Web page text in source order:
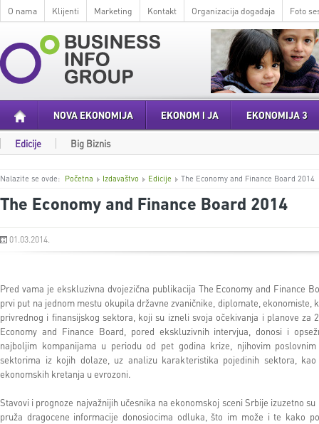
O nama Klijenti Marketing Kontakt Organizacija događaja Foto
NOVA EKONOMIJA EKONOM I JA EKONOMIJA 3
Edicije Big Biznis
Nalazite se ovde: Početna Izdavaštvo Edicije The Economy and Finance Board 2014
The Economy and Finance Board 2014
01.03.2014.
Pred vama je ekskluzivna dvojezična publikacija The Economy and Finance
prvi put na jednom mestu okupila državne zvaničnike, diplomate, ekonomiste,
privrednog i finansijskog sektora, koji su izneli svoja očekivanja i planove za
Economy and Finance Board, pored ekskluzivnih intervjua, donosi i
najboljim kompanijama u periodu od pet godina krize, njihovim poslovnim
sektorima iz kojih dolaze, uz analizu karakteristika pojedinih sektora,
ekonomskih kretanja u evrozoni.
Stavovi i prognoze najvažnijih učesnika na ekonomskoj sceni Srbije izuzetno
pruža dragocene informacije donosiocima odluka, što im može i te kako